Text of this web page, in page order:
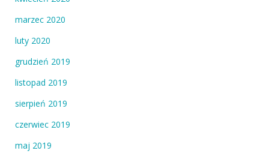
marzec 2020
luty 2020
grudzień 2019
listopad 2019
sierpień 2019
czerwiec 2019
maj 2019